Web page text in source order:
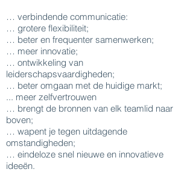
… verbindende communicatie:
… grotere flexibiliteit;
… beter en frequenter samenwerken;
… meer innovatie;
… ontwikkeling van
leiderschapsvaardigheden;
… beter omgaan met de huidige markt;
... meer zelfvertrouwen
… brengt de bronnen van elk teamlid naar
boven;
… wapent je tegen uitdagende
omstandigheden;
… eindeloze snel nieuwe en innovatieve
ideeën.